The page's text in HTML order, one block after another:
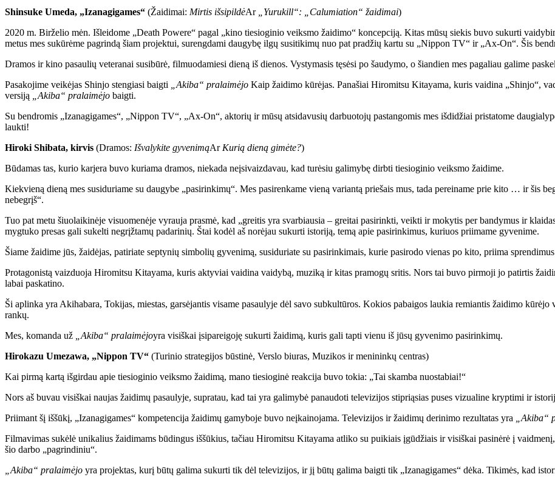
Shinsuke Umeda, „Izanagigames“ (Žaidimai: Mirtis išsipildėAr „Yurukill“: „Calumiation“ žaidimai)
2020 m. Birželio mėn. Išleidome „Death Powere“ pagal „kino tiesioginio veiksmo žaidimo“ koncepciją. Kitas mūsų siekis buvo sukurti
metus mes sukūrėme pagrindą šiam projektui, surengdami daugybę ilgų susitikimų nuo pat pradžių kartu su „Nippon TV“ ir „Ax-On“. Šis
Dramos ir kino pasaulių veteranai susibūrė, filmuodamiesi dieną iš dienos. Vystymasis tęsėsi po šaudymo, o šiandien mes pagaliau galime
Pasakojime veikėjas Shinjo stengiasi baigti
„Akiba“ pralaimėjo Kaip žaidimo kūrėjas. Panašiai Hiromitsu Kitayama, kuris vaidina „Shinjo“,
versiją
„Akiba“ pralaimėjo baigti.
Su bendromis „Izanagigames“, „Nippon TV“, „Ax-On“, aktorių ir mūsų atsidavusių darbuotojų pastangomis mes išdidžiai pristatome
laukti!
Hiroki Shibata, kirvis (Dramos: Išvalykite gyvenimąAr Kurią dieną gimėte?)
Būdamas tas, kurio karjera buvo kuriama dramos, niekada neįsivaizdavau, kad turėsiu galimybę dirbti tiesioginio veiksmo žaidime.
Kiekvieną dieną mes susiduriame su daugybe „pasirinkimų“. Mes pasirenkame vieną variantą priešais mus, tada pereiname prie kito … ir šis
nebegrįš“.
Tuo pat metu šiuolaikinėje visuomenėje vyrauja prasmė, kad „greitis yra svarbiausia – greitai pasirinkti, veikti ir mokytis per bandymus ir
mygtuko presas gali sukelti negrįžtamų padarinių. Štai kodėl aš norėjau sukurti istoriją, temą apie pasirinkimus, kuriuos priimame gyvenime.
Šiame žaidime jūs, žaidėjas, patiriate septynių simbolių gyvenimą, susiduriate su pasirinkimais, kurie pasirodo vienas po kito, priima
Protagonistą vaizduoja Hiromitsu Kitayama, kuris aktyviai vaidina vaidybą, muziką ir kitas pramogų sritis. Nors tai buvo pirmoji jo patirtis
labai paskatino.
Ši aplinka yra Akihabara, Tokijas, miestas, garsėjantis visame pasaulyje dėl savo subkultūros. Kokios pabaigos laukia remiantis žaidimo
rankų.
Mes, komanda už
„Akiba“ pralaimėjoyra visiškai įsipareigoję sukurti žaidimą, kuris gali tapti vienu iš jūsų gyvenimo pasirinkimų.
Hirokazu Umezawa, „Nippon TV“ (Turinio strategijos būstinė, Verslo biuras, Muzikos ir menininkų centras)
Kai pirmą kartą išgirdau apie tiesioginio veiksmo žaidimą, mano tiesioginė reakcija buvo tokia: „Tai skamba nuostabiai!“
Nors aš buvau visiškai naujas žaidimų pasaulyje, supratau, kad tai yra galimybė panaudoti televizijos stipriąsias puses vizualine kryptimi ir
Priimant šį iššūkį, „Izanagigames“ kompetencija žaidimų gamyboje buvo neįkainojama. Televizijos ir žaidimų derinimo rezultatas yra
„Akiba“
Filmavimas sukėlė unikalius žaidimams būdingus iššūkius, tačiau Hiromitsu Kitayama atliko su puikiais įgūdžiais ir visiškai pasinėrė į
šio darbo „pagrindiniu“.
„Akiba“ pralaimėjo yra projektas, kurį būtų galima sukurti tik dėl televizijos, ir jį būtų galima baigti tik „Izanagigames“ dėka. Tikimės, kad